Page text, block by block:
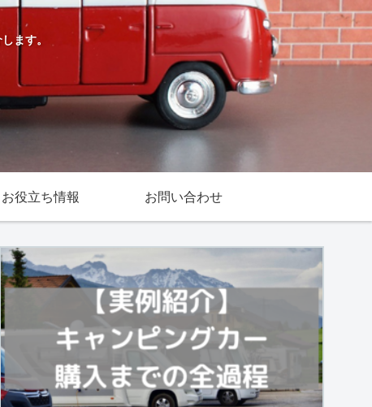
ます。
お役立ち情報 お問い合わせ